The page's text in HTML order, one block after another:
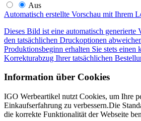
Aus
Automatisch erstellte Vorschau mit Ihrem
Dieses Bild ist eine automatisch generierte
den tatsächlichen Druckoptionen
Produktionsbeginn erhalten Sie stets einen
Korrekturabzug Ihrer tatsächlichen
Information über Cookies
IGO Werbeartikel nutzt Cookies, um Ihre
Einkaufserfahrung zu verbessern.Die
die korrekte Funktionalität der Webseite